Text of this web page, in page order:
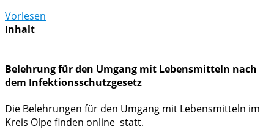
Vorlesen
Inhalt
Belehrung für den Umgang mit Lebensmitteln nach
dem Infektionsschutzgesetz
Die Belehrungen für den Umgang mit Lebensmitteln im
Kreis Olpe finden online statt.